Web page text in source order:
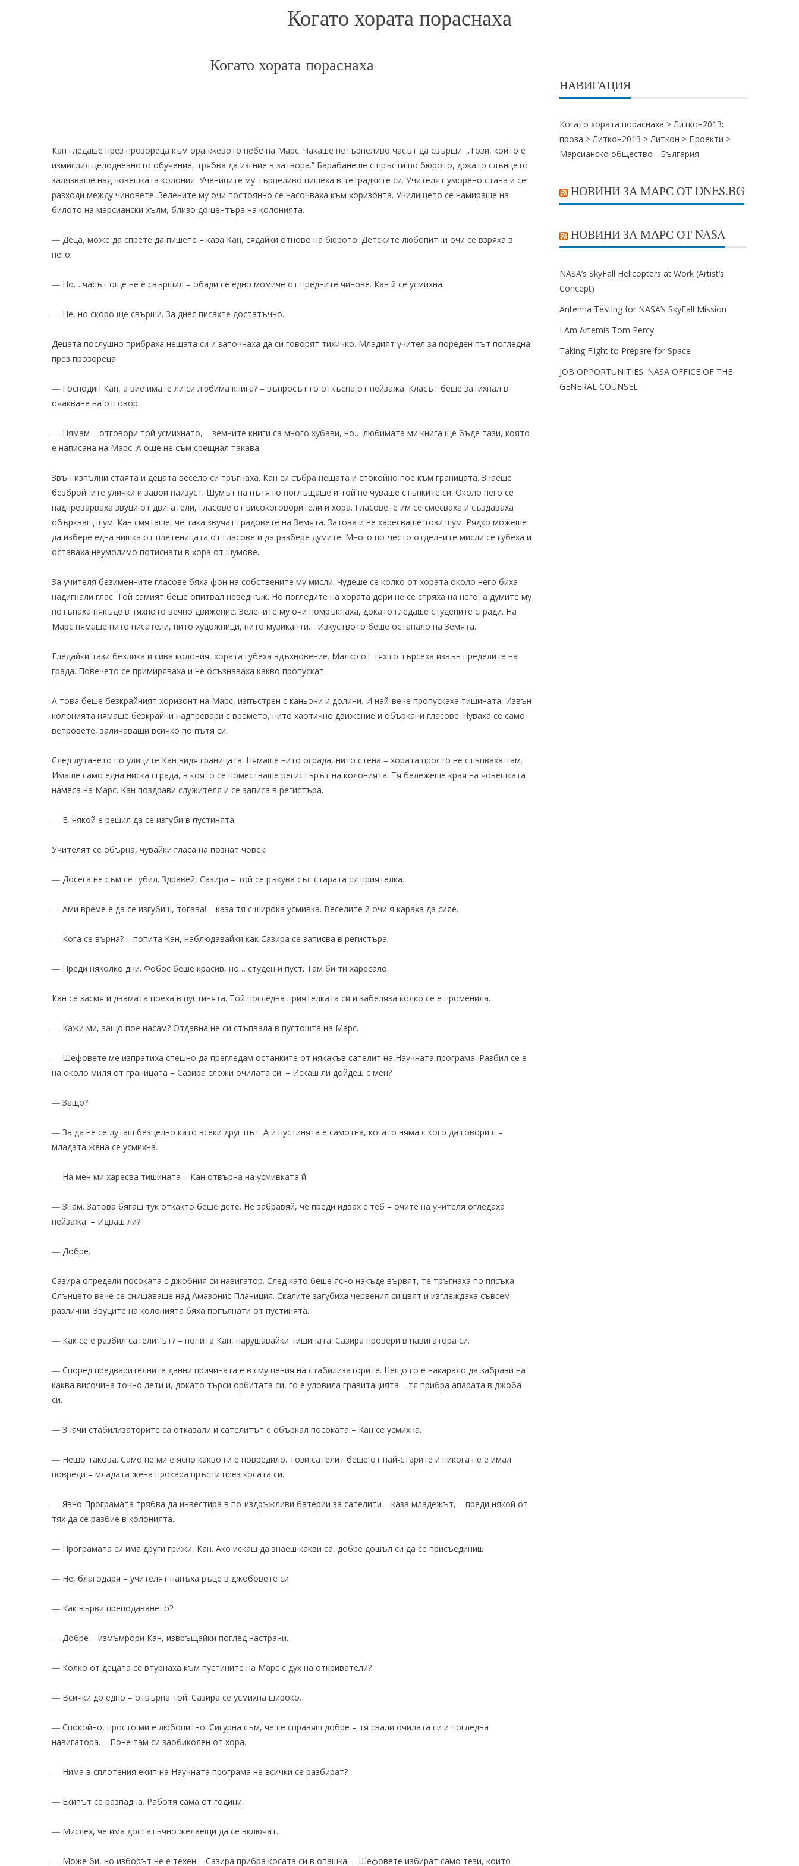
Когато хората пораснаха
Когато хората пораснаха
Кан гледаше през прозореца към оранжевото небе на Марс. Чакаше нетърпеливо часът да свърши. „Този, който е
измислил целодневното обучение, трябва да изгние в затвора.” Барабанеше с пръсти по бюрото, докато слънцето
залязваше над човешката колония. Учениците му търпеливо пишеха в тетрадките си. Учителят уморено стана и се
разходи между чиновете. Зелените му очи постоянно се насочваха към хоризонта. Училището се намираше на
билото на марсиански хълм, близо до центъра на колонията.
― Деца, може да спрете да пишете – каза Кан, сядайки отново на бюрото. Детските любопитни очи се взряха в
него.
― Но… часът още не е свършил – обади се едно момиче от предните чинове. Кан й се усмихна.
― Не, но скоро ще свърши. За днес писахте достатъчно.
Децата послушно прибраха нещата си и започнаха да си говорят тихичко. Младият учител за пореден път погледна
през прозореца.
― Господин Кан, а вие имате ли си любима книга? – въпросът го откъсна от пейзажа. Класът беше затихнал в
очакване на отговор.
― Нямам – отговори той усмихнато, – земните книги са много хубави, но… любимата ми книга ще бъде тази, която
е написана на Марс. А още не съм срещнал такава.
Звън изпълни стаята и децата весело си тръгнаха. Кан си събра нещата и спокойно пое към границата. Знаеше
безбройните улички и завои наизуст. Шумът на пътя го поглъщаше и той не чуваше стъпките си. Около него се
надпреварваха звуци от двигатели, гласове от високоговорители и хора. Гласовете им се смесваха и създаваха
объркващ шум. Кан смяташе, че така звучат градовете на Земята. Затова и не харесваше този шум. Рядко можеше
да избере една нишка от плетеницата от гласове и да разбере думите. Много по-често отделните мисли се губеха и
оставаха неумолимо потиснати в хора от шумове.
За учителя безименните гласове бяха фон на собствените му мисли. Чудеше се колко от хората около него биха
надигнали глас. Той самият беше опитвал неведнъж. Но погледите на хората дори не се спряха на него, а думите му
потънаха някъде в тяхното вечно движение. Зелените му очи помръкнаха, докато гледаше студените сгради. На
Марс нямаше нито писатели, нито художници, нито музиканти… Изкуството беше останало на Земята.
Гледайки тази безлика и сива колония, хората губеха вдъхновение. Малко от тях го търсеха извън пределите на
града. Повечето се примиряваха и не осъзнаваха какво пропускат.
А това беше безкрайният хоризонт на Марс, изпъстрен с каньони и долини. И най-вече пропускаха тишината. Извън
колонията нямаше безкрайни надпревари с времето, нито хаотично движение и объркани гласове. Чуваха се само
ветровете, заличаващи всичко по пътя си.
След лутането по улиците Кан видя границата. Нямаше нито ограда, нито стена – хората просто не стъпваха там.
Имаше само една ниска сграда, в която се поместваше регистърът на колонията. Тя бележеше края на човешката
намеса на Марс. Кан поздрави служителя и се записа в регистъра.
― Е, някой е решил да се изгуби в пустинята.
Учителят се обърна, чувайки гласа на познат човек.
― Досега не съм се губил. Здравей, Сазира – той се ръкува със старата си приятелка.
― Ами време е да се изгубиш, тогава! – каза тя с широка усмивка. Веселите й очи я караха да сияе.
― Кога се върна? – попита Кан, наблюдавайки как Сазира се записва в регистъра.
― Преди няколко дни. Фобос беше красив, но… студен и пуст. Там би ти харесало.
Кан се засмя и двамата поеха в пустинята. Той погледна приятелката си и забеляза колко се е променила.
― Кажи ми, защо пое насам? Отдавна не си стъпвала в пустошта на Марс.
― Шефовете ме изпратиха спешно да прегледам останките от някакъв сателит на Научната програма. Разбил се е
на около миля от границата – Сазира сложи очилата си. – Искаш ли дойдеш с мен?
― Защо?
― За да не се луташ безцелно като всеки друг път. А и пустинята е самотна, когато няма с кого да говориш –
младата жена се усмихна.
― На мен ми харесва тишината – Кан отвърна на усмивката й.
― Знам. Затова бягаш тук откакто беше дете. Не забравяй, че преди идвах с теб – очите на учителя огледаха
пейзажа. – Идваш ли?
― Добре.
Сазира определи посоката с джобния си навигатор. След като беше ясно накъде вървят, те тръгнаха по пясъка.
Слънцето вече се снишаваше над Амазонис Планиция. Скалите загубиха червения си цвят и изглеждаха съвсем
различни. Звуците на колонията бяха погълнати от пустинята.
― Как се е разбил сателитът? – попита Кан, нарушавайки тишината. Сазира провери в навигатора си.
― Според предварителните данни причината е в смущения на стабилизаторите. Нещо го е накарало да забрави на
каква височина точно лети и, докато търси орбитата си, го е уловила гравитацията – тя прибра апарата в джоба
си.
― Значи стабилизаторите са отказали и сателитът е объркал посоката – Кан се усмихна.
― Нещо такова. Само не ми е ясно какво ги е повредило. Този сателит беше от най-старите и никога не е имал
повреди – младата жена прокара пръсти през косата си.
― Явно Програмата трябва да инвестира в по-издръжливи батерии за сателити – каза младежът, – преди някой от
тях да се разбие в колонията.
― Програмата си има други грижи, Кан. Ако искаш да знаеш какви са, добре дошъл си да се присъединиш
― Не, благодаря – учителят напъха ръце в джобовете си.
― Как върви преподаването?
― Добре – измъмрори Кан, извръщайки поглед настрани.
― Колко от децата се втурнаха към пустините на Марс с дух на откриватели?
― Всички до едно – отвърна той. Сазира се усмихна широко.
― Спокойно, просто ми е любопитно. Сигурна съм, че се справяш добре – тя свали очилата си и погледна
навигатора. – Поне там си заобиколен от хора.
― Нима в сплотения екип на Научната програма не всички се разбират?
― Екипът се разпадна. Работя сама от години.
― Мислех, че има достатъчно желаещи да се включат.
― Може би, но изборът не е техен – Сазира прибра косата си в опашка. – Шефовете избират само тези, които
НАВИГАЦИЯ
Когато хората пораснаха >Литкон2013:
проза >Литкон2013 >Литкон > Проекти >
Марсианско общество - България
НОВИНИ ЗА МАРС ОТ DNES.BG
НОВИНИ ЗА МАРС ОТ NASA
NASA’s SkyFall Helicopters at Work (Artist’s
Concept)
Antenna Testing for NASA’s SkyFall Mission
I Am Artemis Tom Percy
Taking Flight to Prepare for Space
JOB OPPORTUNITIES: NASA OFFICE OF THE
GENERAL COUNSEL